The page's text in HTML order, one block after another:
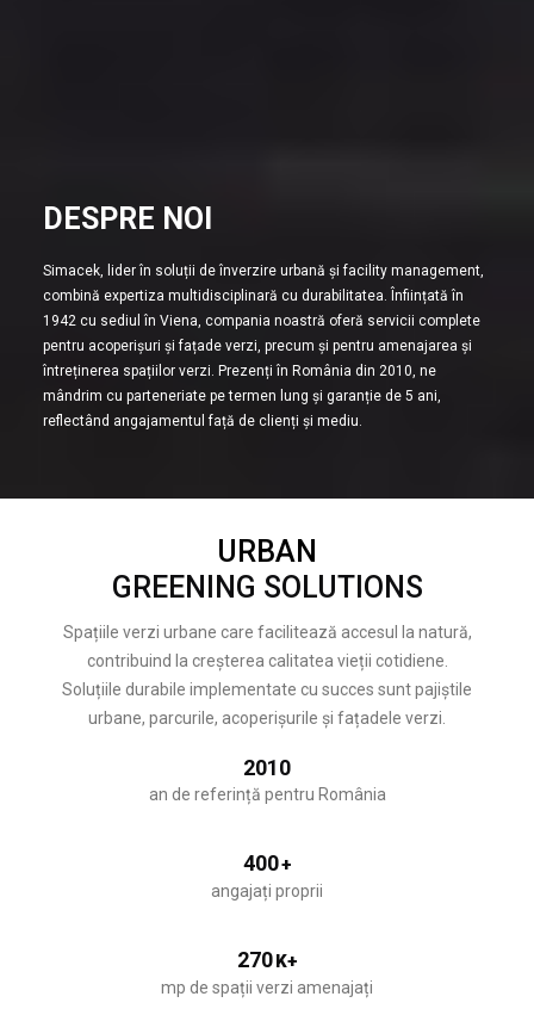
DESPRE NOI
Simacek, lider în soluții de înverzire urbană și facility management,
combină expertiza multidisciplinară cu durabilitatea. Înființată în
1942 cu sediul în Viena, compania noastră oferă servicii complete
pentru acoperișuri și fațade verzi, precum și pentru amenajarea și
întreținerea spațiilor verzi. Prezenți în România din 2010, ne
mândrim cu parteneriate pe termen lung și garanție de 5 ani,
reflectând angajamentul față de clienți și mediu.
URBAN
GREENING SOLUTIONS
Spațiile verzi urbane care facilitează accesul la natură,
contribuind la creșterea calitatea vieții cotidiene.
Soluțiile durabile implementate cu succes sunt pajiștile
urbane, parcurile, acoperișurile și fațadele verzi.
2010
an de referință pentru România
400+
angajați proprii
270K+
mp de spații verzi amenajați